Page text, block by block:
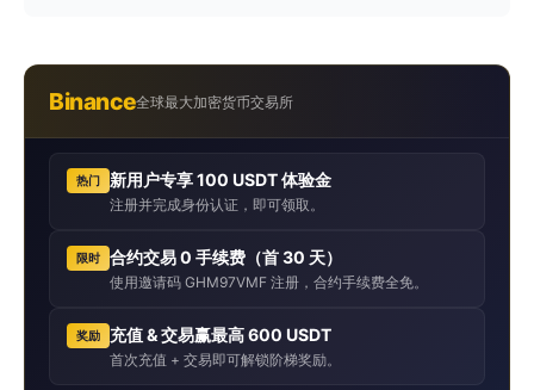
Binance全球最大加密货币交易所
热门 新用户专享 100 USDT 体验金
注册并完成身份认证，即可领取。
限时 合约交易 0 手续费（首 30 天）
使用邀请码 GHM97VMF 注册，合约手续费全免。
奖励 充值 & 交易赢最高 600 USDT
首次充值 + 交易即可解锁阶梯奖励。